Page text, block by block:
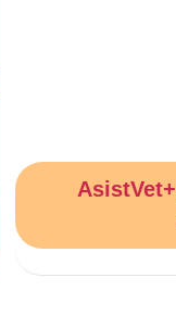
AsistVet+